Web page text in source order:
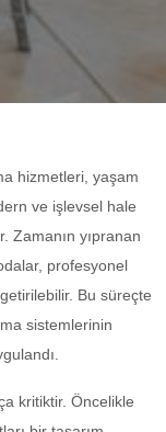
hizmetleri, yaşam
ve işlevsel hale
Zamanın yıpranan
profesyonel
Bu süreçte
sistemlerinin
kritiktir. Öncelikle